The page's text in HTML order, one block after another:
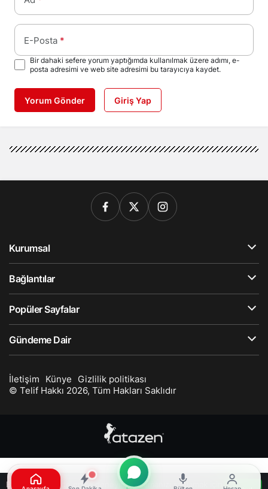
E-Posta *
Bir dahaki sefere yorum yaptığımda kullanılmak üzere adımı, e-
posta adresimi ve web site adresimi bu tarayıcıya kaydet.
Yorum Gönder Giriş Yap
Bu web sitesinde en iyi deneyimi yaşamanızı sağlamak için
Kurumsal
Bağlantılar
Popüler Sayfalar
Gündeme Dair
İletişim Künye
Gizlilik politikası
© Telif Hakkı 2026, Tüm Hakları Saklıdır